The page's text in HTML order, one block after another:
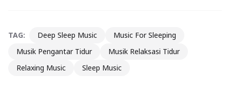
TAG: Deep Sleep Music
Music For Sleeping
Musik Pengantar Tidur
Musik Relaksasi Tidur
Relaxing Music
Sleep Music